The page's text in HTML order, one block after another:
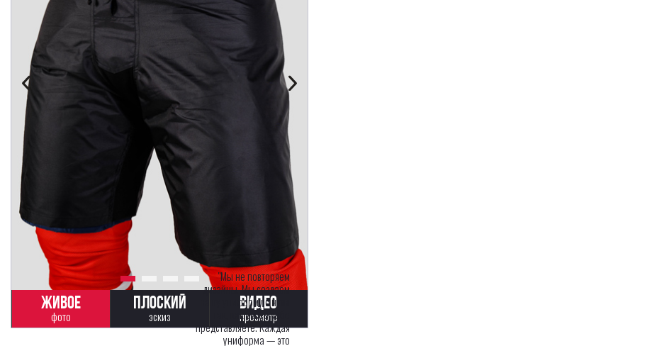
ЖИВОЕ
фото
ПЛОСКИЙ
эскиз
ВИДЕО
просмотр
"Мы не повторяем
дизайны. Мы создаем
вашу униформу с нуля
так, как вы ее себе
представляете. Каждая
униформа — это